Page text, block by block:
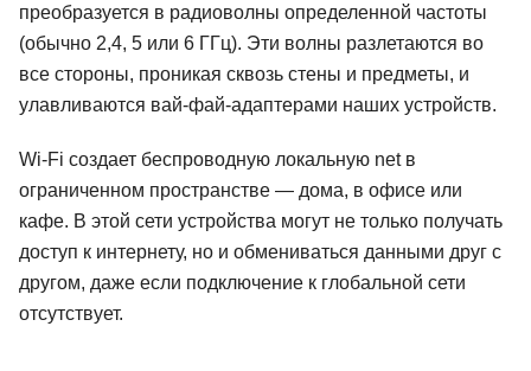
преобразуется в радиоволны определенной частоты
(обычно 2,4, 5 или 6 ГГц). Эти волны разлетаются во
все стороны, проникая сквозь стены и предметы, и
улавливаются вай-фай-адаптерами наших устройств.
Wi-Fi создает беспроводную локальную net в
ограниченном пространстве — дома, в офисе или
кафе. В этой сети устройства могут не только получать
доступ к интернету, но и обмениваться данными друг с
другом, даже если подключение к глобальной сети
отсутствует.